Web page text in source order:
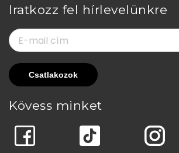
Iratkozz fel hírlevelünkre
Kövess minket